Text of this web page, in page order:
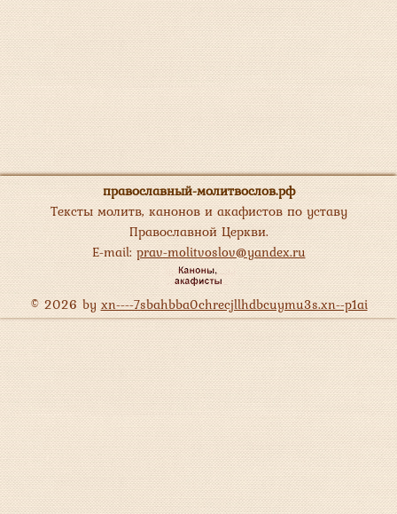
православный-молитвослов.рф
Тексты молитв, канонов и акафистов по уставу
Православной Церкви.
E-mail:prav-molitvoslov@yandex.ru
© 2026 byxn----7sbahbba0chrecjllhdbcuymu3s.xn--p1ai